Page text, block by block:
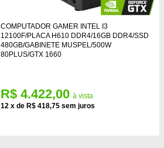
COMPUTADOR GAMER INTEL I3
12100F/PLACA H610 DDR4/16GB DDR4/SSD
480GB/GABINETE MUSPEL/500W
80PLUS/GTX 1660
12 x de R$ 418,75
R$ 4.422,00